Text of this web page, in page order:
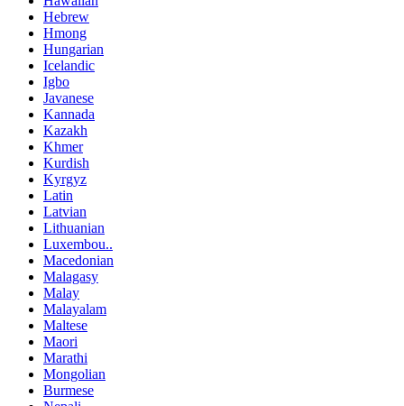
Hebrew
Hmong
Hungarian
Icelandic
Igbo
Javanese
Kannada
Kazakh
Khmer
Kurdish
Kyrgyz
Latin
Latvian
Lithuanian
Luxembou..
Macedonian
Malagasy
Malay
Malayalam
Maltese
Maori
Marathi
Mongolian
Burmese